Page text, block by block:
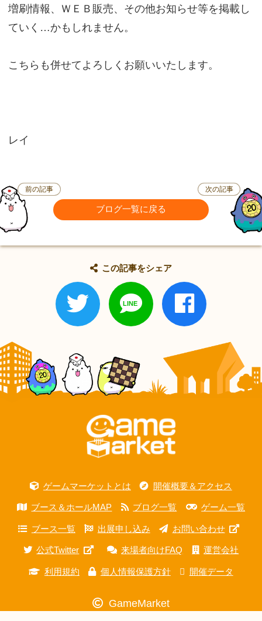
増刷情報、ＷＥＢ販売、その他お知らせ等を掲載し
ていく…かもしれません。
こちらも併せてよろしくお願いいたします。
レイ
前の記事
ブログ一覧に戻る
次の記事
この記事をシェア
ゲームマーケットとは 開催概要＆アクセス
ブース＆ホールMAP ブログ一覧 ゲーム一覧
ブース一覧 出展申し込み お問い合わせ
公式Twitter 来場者向けFAQ 運営会社
利用規約 個人情報保護方針 開催データ
GameMarket